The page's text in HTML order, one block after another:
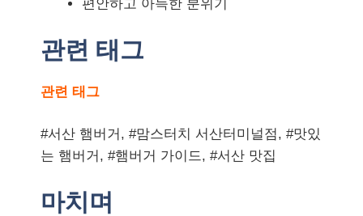
편안하고 아늑한 분위기
관련 태그
관련 태그
#서산 햄버거, #맘스터치 서산터미널점, #맛있
는 햄버거, #햄버거 가이드, #서산 맛집
마치며